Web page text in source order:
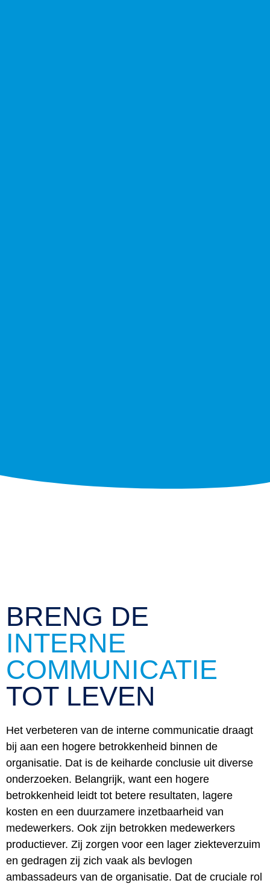
BRENG DE
INTERNE
COMMUNICATIE
TOT LEVEN
Het verbeteren van de interne communicatie draagt
bij aan een hogere betrokkenheid binnen de
organisatie. Dat is de keiharde conclusie uit diverse
onderzoeken. Belangrijk, want een hogere
betrokkenheid leidt tot betere resultaten, lagere
kosten en een duurzamere inzetbaarheid van
medewerkers. Ook zijn betrokken medewerkers
productiever. Zij zorgen voor een lager ziekteverzuim
en gedragen zij zich vaak als bevlogen
ambassadeurs van de organisatie. Dat de cruciale rol